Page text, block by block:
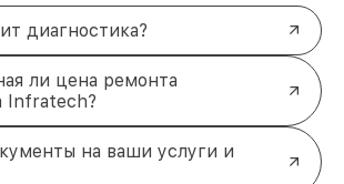
диагностика?
ли цена ремонта
Infratech?
на ваши услуги и